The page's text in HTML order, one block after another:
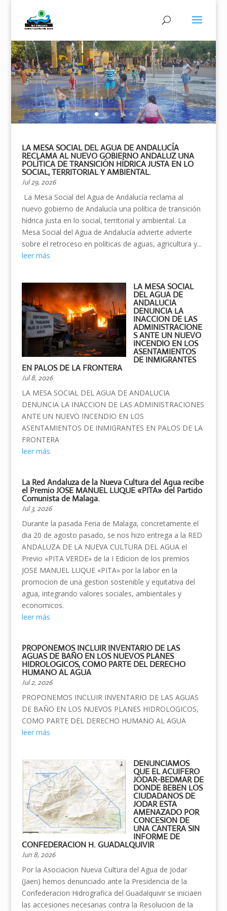
Surtidores de agua en la Alameda
de Hércules (Sevilla)
LA MESA SOCIAL DEL AGUA DE ANDALUCÍA
RECLAMA AL NUEVO GOBIERNO ANDALUZ UNA
POLÍTICA DE TRANSICIÓN HÍDRICA JUSTA EN LO
SOCIAL, TERRITORIAL Y AMBIENTAL.
Jul 29, 2026
La Mesa Social del Agua de Andalucía reclama al
nuevo gobierno de Andalucía una política de transición
hídrica justa en lo social, territorial y ambiental. La
Mesa Social del Agua de Andalucía advierte advierte
sobre el retroceso en políticas de aguas, agricultura y...
leer más
LA MESA SOCIAL
DEL AGUA DE
ANDALUCIA
DENUNCIA LA
INACCION DE LAS
ADMINISTRACIONE
S ANTE UN NUEVO
INCENDIO EN LOS
ASENTAMIENTOS
DE INMIGRANTES
EN PALOS DE LA FRONTERA
Jul 8, 2026
LA MESA SOCIAL DEL AGUA DE ANDALUCIA
DENUNCIA LA INACCION DE LAS ADMINISTRACIONES
ANTE UN NUEVO INCENDIO EN LOS
ASENTAMIENTOS DE INMIGRANTES EN PALOS DE LA
FRONTERA
leer más
La Red Andaluza de la Nueva Cultura del Agua recibe
el Premio JOSE MANUEL LUQUE «PITA» del Partido
Comunista de Malaga.
Jul 3, 2026
Durante la pasada Feria de Malaga, concretamente el
dia 20 de agosto pasado, se nos hizo entrega a la RED
ANDALUZA DE LA NUEVA CULTURA DEL AGUA el
Previo «PITA VERDE» de la I Edicion de los premios
JOSE MANUEL LUQUE «PITA» por la labor en la
promocion de una gestion sostenible y equitativa del
agua, integrando valores sociales, ambientales y
economicos.
leer más
PROPONEMOS INCLUIR INVENTARIO DE LAS
AGUAS DE BAÑO EN LOS NUEVOS PLANES
HIDROLOGICOS, COMO PARTE DEL DERECHO
HUMANO AL AGUA
Jul 2, 2026
PROPONEMOS INCLUIR INVENTARIO DE LAS AGUAS
DE BAÑO EN LOS NUEVOS PLANES HIDROLOGICOS,
COMO PARTE DEL DERECHO HUMANO AL AGUA
leer más
DENUNCIAMOS
QUE EL ACUIFERO
JODAR-BEDMAR DE
DONDE BEBEN LOS
CIUDADANOS DE
JODAR ESTA
AMENAZADO POR
CONCESION DE
UNA CANTERA SIN
INFORME DE
CONFEDERACION H. GUADALQUIVIR
Jun 8, 2026
Por la Asociacion Nueva Cultura del Agua de Jodar
(Jaen) hemos denunciado ante la Presidencia de la
Confederacion Hidrografica del Guadalquivir se iniciaen
las accesiones necesarias contra la Resolucion de la